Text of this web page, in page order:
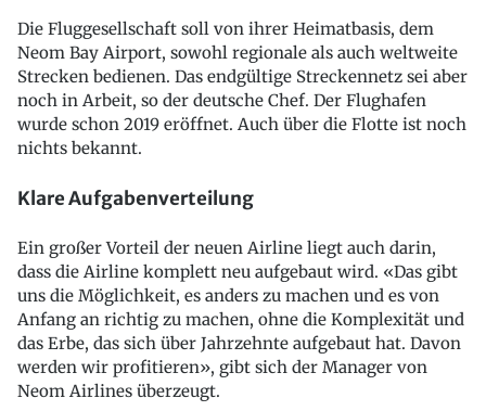
Die Fluggesellschaft soll von ihrer Heimatbasis, dem
Neom Bay Airport, sowohl regionale als auch weltweite
Strecken bedienen. Das endgültige Streckennetz sei aber
noch in Arbeit, so der deutsche Chef. Der Flughafen
wurde schon 2019 eröffnet. Auch über die Flotte ist noch
nichts bekannt.
Klare Aufgabenverteilung
Ein großer Vorteil der neuen Airline liegt auch darin,
dass die Airline komplett neu aufgebaut wird. «Das gibt
uns die Möglichkeit, es anders zu machen und es von
Anfang an richtig zu machen, ohne die Komplexität und
das Erbe, das sich über Jahrzehnte aufgebaut hat. Davon
werden wir profitieren», gibt sich der Manager von
Neom Airlines überzeugt.